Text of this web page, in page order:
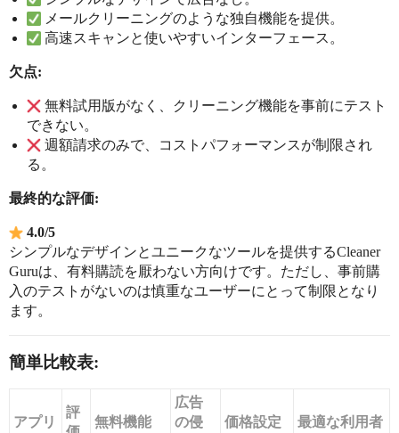
メールクリーニングのような独自機能を提供。
高速スキャンと使いやすいインターフェース。
欠点:
無料試用版がなく、クリーニング機能を事前にテスト
できない。
週額請求のみで、コストパフォーマンスが制限され
る。
最終的な評価:
4.0/5
シンプルなデザインとユニークなツールを提供するCleaner
Guruは、有料購読を厭わない方向けです。ただし、事前購
入のテストがないのは慎重なユーザーにとって制限となり
ます。
簡単比較表:
アプリ
評
無料機能
広告
の侵
価格設定 最適な利用者